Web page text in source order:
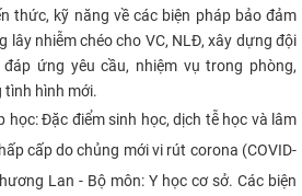
thức, kỹ năng về các biện pháp bảo đảm
lây nhiễm chéo cho VC, NLĐ,xây dựng đội
đáp ứng yêu cầu, nhiệm vụ trong phòng,
tình hình mới.
học:Đặc điểm sinh học, dịch tễ học và lâm
cấp do chủng mới vi rút corona (COVID-
Lan - Bộ môn: Y học cơ sở. Các biện